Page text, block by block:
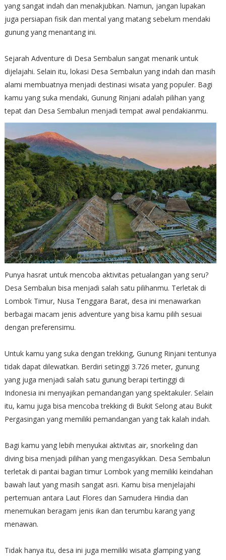
yang sangat indah dan menakjubkan. Namun, jangan lupakan
juga persiapan fisik dan mental yang matang sebelum mendaki
gunung yang menantang ini.
Sejarah Adventure di Desa Sembalun sangat menarik untuk
dijelajahi. Selain itu, lokasi Desa Sembalun yang indah dan masih
alami membuatnya menjadi destinasi wisata yang populer. Bagi
kamu yang suka mendaki, Gunung Rinjani adalah pilihan yang
tepat dan Desa Sembalun menjadi tempat awal pendakianmu.
Punya hasrat untuk mencoba aktivitas petualangan yang seru?
Desa Sembalun bisa menjadi salah satu pilihanmu. Terletak di
Lombok Timur, Nusa Tenggara Barat, desa ini menawarkan
berbagai macam jenis adventure yang bisa kamu pilih sesuai
dengan preferensimu.
Untuk kamu yang suka dengan trekking, Gunung Rinjani tentunya
tidak dapat dilewatkan. Berdiri setinggi 3.726 meter, gunung
yang juga menjadi salah satu gunung berapi tertinggi di
Indonesia ini menyajikan pemandangan yang spektakuler. Selain
itu, kamu juga bisa mencoba trekking di Bukit Selong atau Bukit
Pergasingan yang memiliki pemandangan yang tak kalah indah.
Bagi kamu yang lebih menyukai aktivitas air, snorkeling dan
diving bisa menjadi pilihan yang mengasyikkan. Desa Sembalun
terletak di pantai bagian timur Lombok yang memiliki keindahan
bawah laut yang masih sangat asri. Kamu bisa menjelajahi
pertemuan antara Laut Flores dan Samudera Hindia dan
menemukan beragam jenis ikan dan terumbu karang yang
menawan.
Tidak hanya itu, desa ini juga memiliki wisata glamping yang